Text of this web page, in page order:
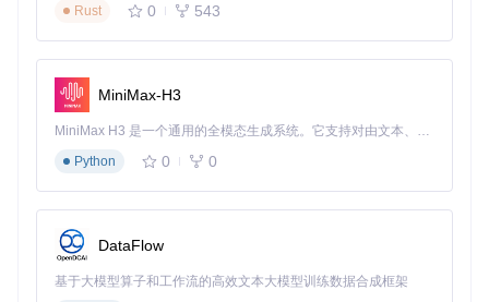
Rust
0 543
MiniMax-H3
MiniMax H3 是一个通用的全模态生成系统。它支持对由文本、图像、视频和音频组成的多模态上下文进行统一理解，并能生成分辨率高达 2K、时长可达 15 秒的带原生立体声音频的视频。得益于面向任务泛化的系统设计，H3 在预训练阶段就已具备广泛的多模态上下文理解与生成能力，能够出色地执行复杂的多模态指令。
Python
0 0
DataFlow
基于大模型算子和工作流的高效文本大模型训练数据合成框架